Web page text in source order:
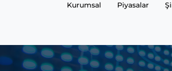
Kurumsal Piyasalar